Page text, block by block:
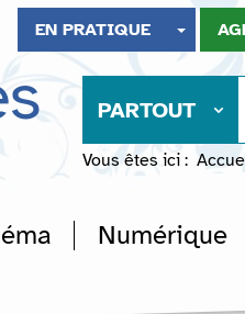
EN PRATIQUE
PARTOUT
Vous êtes ici :
Numérique